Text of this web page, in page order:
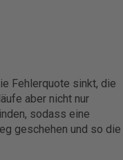
Fehlerquote sinkt, die
aber nicht nur
sodass eine
geschehen und so die